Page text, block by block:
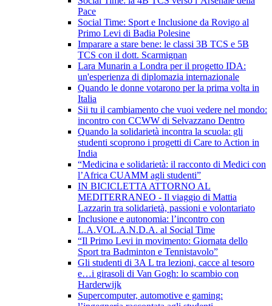
Pace
Social Time: Sport e Inclusione da Rovigo al
Primo Levi di Badia Polesine
Imparare a stare bene: le classi 3B TCS e 5B
TCS con il dott. Scarmignan
Lara Munarin a Londra per il progetto IDA:
un'esperienza di diplomazia internazionale
Quando le donne votarono per la prima volta in
Italia
Sii tu il cambiamento che vuoi vedere nel mondo:
incontro con CCWW di Selvazzano Dentro
Quando la solidarietà incontra la scuola: gli
studenti scoprono i progetti di Care to Action in
India
“Medicina e solidarietà: il racconto di Medici con
l’Africa CUAMM agli studenti”
IN BICICLETTA ATTORNO AL
MEDITERRANEO - Il viaggio di Mattia
Lazzarin tra solidarietà, passioni e volontariato
Inclusione e autonomia: l’incontro con
L.A.VOL.A.N.D.A. al Social Time
“Il Primo Levi in movimento: Giornata dello
Sport tra Badminton e Tennistavolo”
Gli studenti di 3A L tra lezioni, cacce al tesoro
e…i girasoli di Van Gogh: lo scambio con
Harderwijk
Supercomputer, automotive e gaming: